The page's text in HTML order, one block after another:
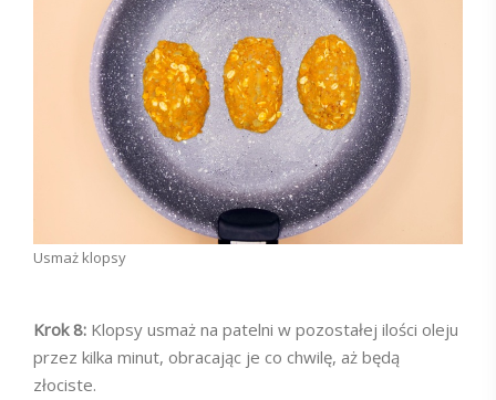
Usmaż klopsy
Krok 8: Klopsy usmaż na patelni w pozostałej ilości oleju
przez kilka minut, obracając je co chwilę, aż będą
złociste.